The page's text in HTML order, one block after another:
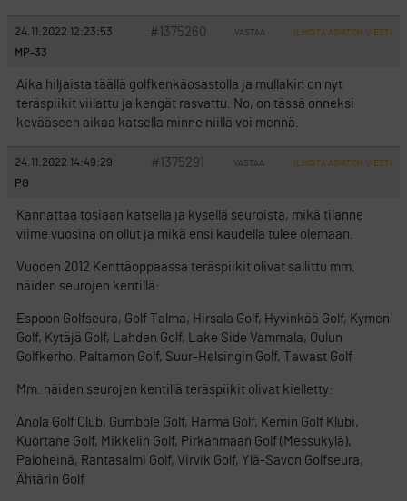
24.11.2022 12:23:53 #1375260 VASTAA ILMOITA ASIATON VIESTI
MP-33
Aika hiljaista täällä golfkenkäosastolla ja mullakin on nyt
teräspiikit viilattu ja kengät rasvattu. No, on tässä onneksi
kevääseen aikaa katsella minne niillä voi mennä.
24.11.2022 14:49:29 #1375291 VASTAA ILMOITA ASIATON VIESTI
PG
Kannattaa tosiaan katsella ja kysellä seuroista, mikä tilanne
viime vuosina on ollut ja mikä ensi kaudella tulee olemaan.
Vuoden 2012 Kenttäoppaassa teräspiikit olivat sallittu mm.
näiden seurojen kentillä:
Espoon Golfseura, Golf Talma, Hirsala Golf, Hyvinkää Golf, Kymen
Golf, Kytäjä Golf, Lahden Golf, Lake Side Vammala, Oulun
Golfkerho, Paltamon Golf, Suur-Helsingin Golf, Tawast Golf
Mm. näiden seurojen kentillä teräspiikit olivat kielletty:
Anola Golf Club, Gumböle Golf, Härmä Golf, Kemin Golf Klubi,
Kuortane Golf, Mikkelin Golf, Pirkanmaan Golf (Messukylä),
Paloheinä, Rantasalmi Golf, Virvik Golf, Ylä-Savon Golfseura,
Ähtärin Golf